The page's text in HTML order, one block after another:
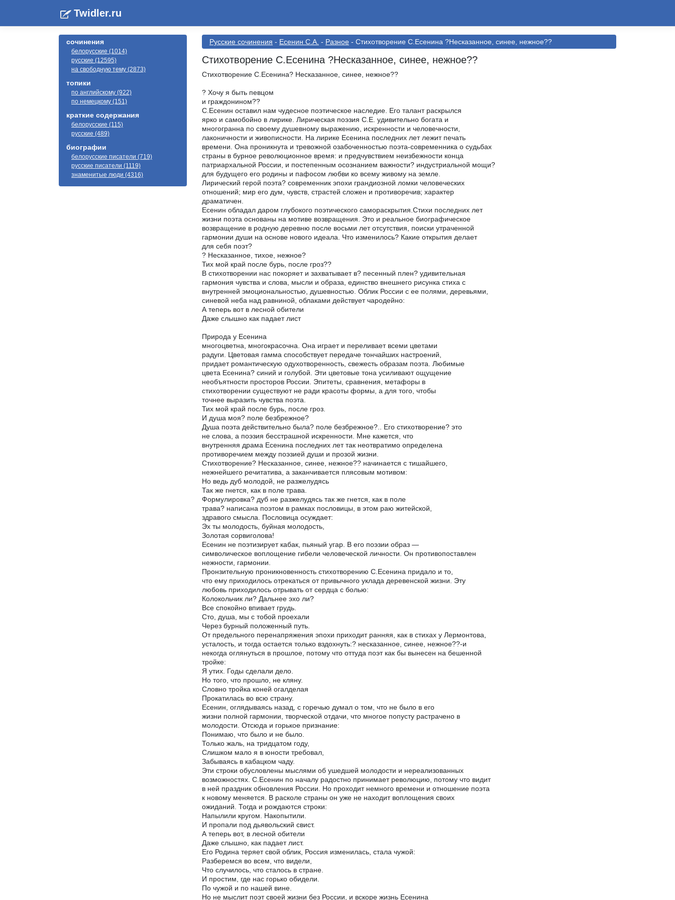
Twidler.ru
сочинения
белорусские (1014)
русские (12595)
на свободную тему (2873)
топики
по английскому (922)
по немецкому (151)
краткие содержания
белорусские (115)
русские (489)
биографии
белорусские писатели (719)
русские писатели (1119)
знаменитые люди (4316)
Русские сочинения - Есенин С.А. - Разное - Стихотворение С.Есенина ?Несказанное, синее, нежное??
Стихотворение С.Есенина ?Несказанное, синее, нежное??
Стихотворение С.Есенина? Несказанное, синее, нежное??
? Хочу я быть певцом
и граждонином??
С.Есенин оставил нам чудесное поэтическое наследие. Его талант раскрылся
ярко и самобойно в лирике. Лирическая поэзия С.Е. удивительно богата и
многогранна по своему душевному выражению, искренности и человечности,
лаконичности и живописности. На лирике Есенина последних лет лежит печать
времени. Она проникнута и тревожной озабоченностью поэта-современника о судьбах
страны в бурное революционное время: и предчувствием неизбежности конца
патриархальной России, и постепенным осознанием важности? индустриальной мощи?
для будущего его родины и пафосом любви ко всему живому на земле.
Лирический герой поэта? современник эпохи грандиозной ломки человеческих
отношений; мир его дум, чувств, страстей сложен и противоречив; характер
драматичен.
Есенин обладал даром глубокого поэтического самораскрытия.Стихи последних лет
жизни поэта основаны на мотиве возвращения. Это и реальное биографическое
возвращение в родную деревню после восьми лет отсутствия, поиски утраченной
гармонии души на основе нового идеала. Что изменилось? Какие открытия делает
для себя поэт?
? Несказанное, тихое, нежное?
Тих мой край после бурь, после гроз??
В стихотворении нас покоряет и захватывает в? песенный плен? удивительная
гармония чувства и слова, мысли и образа, единство внешнего рисунка стиха с
внутренней эмоциональностью, душевностью. Облик России с ее полями, деревьями,
синевой неба над равниной, облаками действует чародейно:
А теперь вот в лесной обители
Даже слышно как падает лист
Природа у Есенина
многоцветна, многокрасочна. Она играет и переливает всеми цветами
радуги. Цветовая гамма способствует передаче тончайших настроений,
придает романтическую одухотворенность, свежесть образам поэта. Любимые
цвета Есенина? синий и голубой. Эти цветовые тона усиливают ощущение
необъятности просторов России. Эпитеты, сравнения, метафоры в
стихотворении существуют не ради красоты формы, а для того, чтобы
точнее выразить чувства поэта.
Тих мой край после бурь, после гроз.
И душа моя? поле безбрежное?
Душа поэта действительно была? поле безбрежное?.. Его стихотворение? это
не слова, а поэзия бесстрашной искренности. Мне кажется, что
внутренняя драма Есенина последних лет так неотвратимо определена
противоречием между поэзией души и прозой жизни.
Стихотворение? Несказанное, синее, нежное?? начинается с тишайшего,
нежнейшего речитатива, а заканчивается плясовым мотивом:
Но ведь дуб молодой, не разжелудясь
Так же гнется, как в поле трава.
Формулировка? дуб не разжелудясь так же гнется, как в поле
трава? написана поэтом в рамках пословицы, в этом раю житейской,
здравого смысла. Пословица осуждает:
Эх ты молодость, буйная молодость,
Золотая сорвиголова!
Есенин не поэтизирует кабак, пьяный угар. В его поэзии образ —
символическое воплощение гибели человеческой личности. Он противопоставлен
нежности, гармонии.
Пронзительную проникновенность стихотворению С.Есенина придало и то,
что ему приходилось отрекаться от привычного уклада деревенской жизни. Эту
любовь приходилось отрывать от сердца с болью:
Колокольчик ли? Дальнее эхо ли?
Все спокойно впивает грудь.
Сто, душа, мы с тобой проехали
Через бурный положенный путь.
От предельного перенапряжения эпохи приходит ранняя, как в стихах у Лермонтова,
усталость, и тогда остается только вздохнуть:? несказанное, синее, нежное??-и
некогда оглянуться в прошлое, потому что оттуда поэт как бы вынесен на бешенной
тройке:
Я утих. Годы сделали дело.
Но того, что прошло, не кляну.
Словно тройка коней огалделая
Прокатилась во всю страну.
Есенин, оглядываясь назад, с горечью думал о том, что не было в его
жизни полной гармонии, творческой отдачи, что многое попусту растрачено в
молодости. Отсюда и горькое признание:
Понимаю, что было и не было.
Только жаль, на тридцатом году,
Слишком мало я в юности требовал,
Забываясь в кабацком чаду.
Эти строки обусловлены мыслями об ушедшей молодости и нереализованных
возможностях. С.Есенин по началу радостно принимает революцию, потому что видит
в ней праздник обновления России. Но проходит немного времени и отношение поэта
к новому меняется. В расколе страны он уже не находит воплощения своих
ожиданий. Тогда и рождаются строки:
Напылили кругом. Накопытили.
И пропали под дьявольский свист.
А теперь вот, в лесной обители
Даже слышно, как падает лист.
Его Родина теряет свой облик, Россия изменилась, стала чужой:
Разберемся во всем, что видели,
Что случилось, что сталось в стране.
И простим, где нас горько обидели.
По чужой и по нашей вине.
Но не мыслит поэт своей жизни без России, и вскоре жизнь Есенина